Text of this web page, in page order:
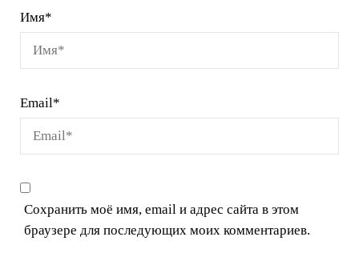
Имя*
Email*
Сохранить моё имя, email и адрес сайта в этом
браузере для последующих моих комментариев.